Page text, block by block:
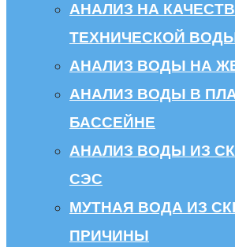
АНАЛИЗ НА
ТЕХНИЧЕСКОЙ
АНАЛИЗ ВОДЫ НА
АНАЛИЗ ВОДЫ В
БАССЕЙНЕ
АНАЛИЗ ВОДЫ ИЗ
СЭС
МУТНАЯ ВОДА ИЗ
ПРИЧИНЫ